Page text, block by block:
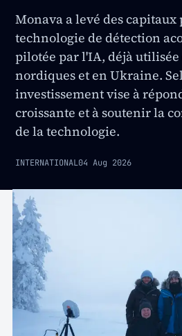
Monava a levé des
technologie de détection
pilotée par l'IA, déjà utilisée
nordiques et en Ukraine.
investissement vise à
croissante et à soutenir la
de la technologie.
INTERNATIONAL04 Aug 2026